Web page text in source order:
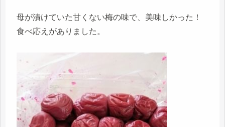
母が漬けていた甘くない梅の味で、美味しかった！
食べ応えがありました。